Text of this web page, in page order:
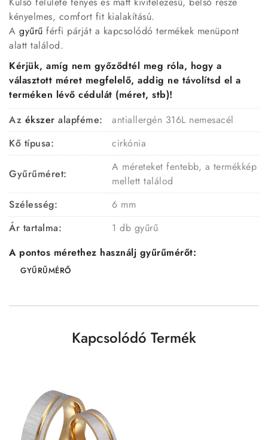
kényelmes, comfort fit kialakítású.
A gyűrű férfi párját a kapcsolódó termékek menüpont
alatt találod.
Kérjük, amíg nem győződtél meg róla, hogy a
választott méret megfelelő, addig ne távolítsd el a
terméken lévő cédulát (méret, stb)!
Az ékszer alapféme:
antiallergén 316L nemesacél
Kő típusa:
cirkónia
Gyűrűméret:
A méreteket fentebb, a termékkép
mellett találod
Szélesség:
6 mm
Ár tartalma:
1 db gyűrű
A pontos mérethez használj gyűrűmérőt:
GYŰRŰMÉRŐ
Kapcsolódó Termék